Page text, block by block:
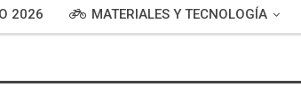
2026 MATERIALES Y TECNOLOGÍA